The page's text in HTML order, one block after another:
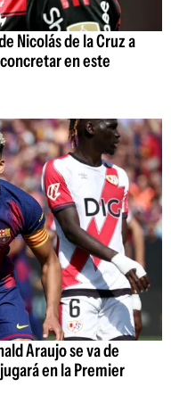
Nicolás de la Cruz a
en este
Araujo se va de
en la Premier